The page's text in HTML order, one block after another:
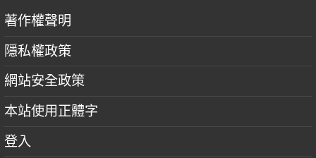
著作權聲明
隱私權政策
網站安全政策
本站使用正體字
登入